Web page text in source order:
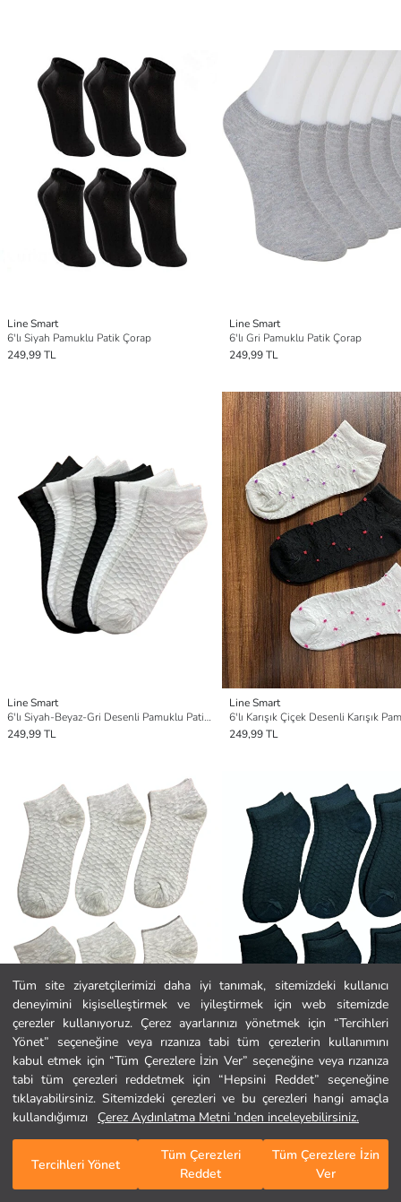
Tüm site ziyaretçilerimizi daha iyi tanımak, sitemizdeki kullanıcı
deneyimini kişiselleştirmek ve iyileştirmek için web sitemizde
çerezler kullanıyoruz. Çerez ayarlarınızı yönetmek için “Tercihleri
Yönet” seçeneğine veya rızanıza tabi tüm çerezlerin kullanımını
kabul etmek için “Tüm Çerezlere İzin Ver” seçeneğine veya rızanıza
tabi tüm çerezleri reddetmek için “Hepsini Reddet” seçeneğine
tıklayabilirsiniz. Sitemizdeki çerezleri ve bu çerezleri hangi amaçla
kullandığımızı
Çerez Aydınlatma Metni ’nden inceleyebilirsiniz.
Tercihleri Yönet
Tüm Çerezleri
Reddet
Tüm Çerezlere İzin
Ver
Ana Sayfa
Kategoriler
Sepetim
Line Smart
6'lı Siyah Pamuklu Patik Çorap
249,99 TL
Line Smart
6'lı Gri Pamuklu Patik Çorap
249,99 TL
Line Smart
6'lı Siyah-Beyaz-Gri Desenli Pamuklu Patik Çorap
249,99 TL
Line Smart
249,99 TL
Line Smart
6'lı Gri Desenli Karışık Pamuklu Patik Çorap
249,99 TL
Line Smart
6'lı Siyah Desenli Pamuklu Patik
249,99 TL
/